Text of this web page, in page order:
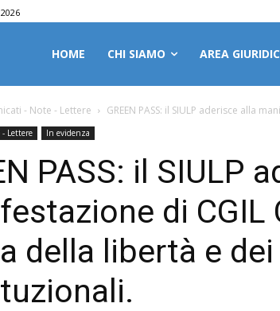
HOME CHI SIAMO AREA
- Note - Lettere GREEN PASS: il SIULP aderisce alla
Lettere In evidenza
PASS: il SIULP
di CGIL
della libertà e